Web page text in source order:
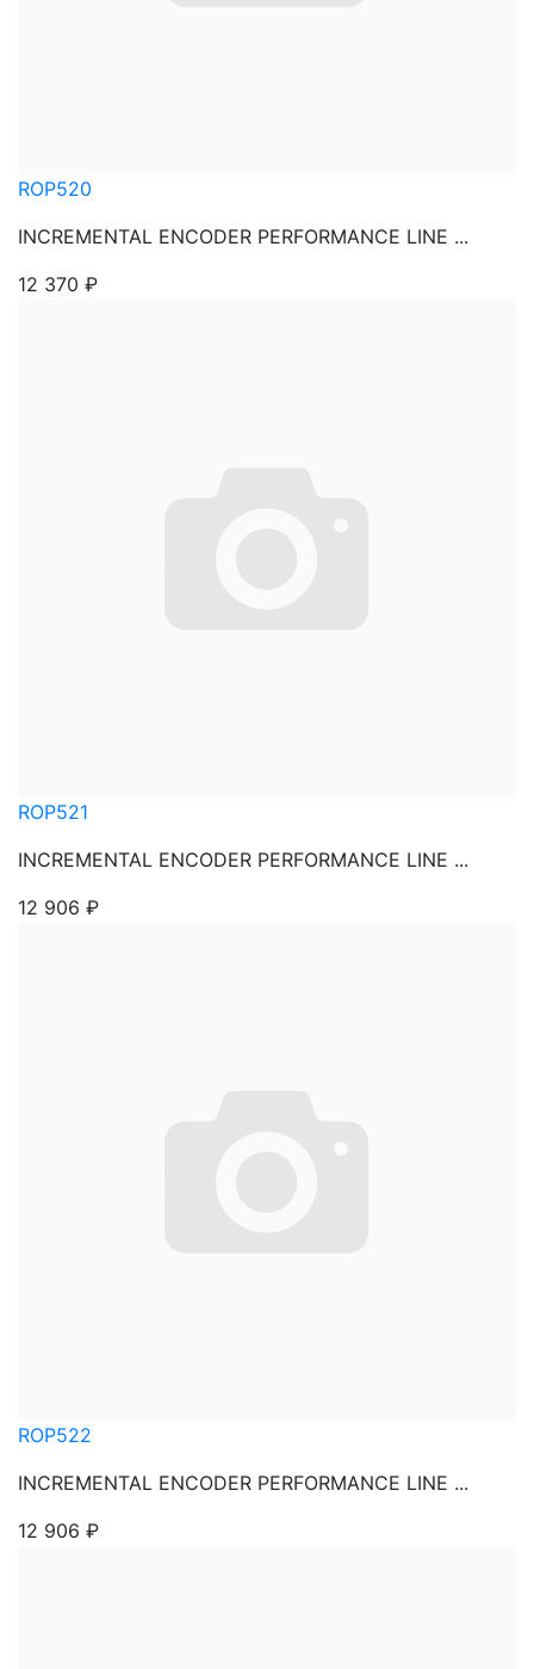
ROP520
INCREMENTAL ENCODER PERFORMANCE LINE ...
12 370 ₽
ROP521
INCREMENTAL ENCODER PERFORMANCE LINE ...
12 906 ₽
ROP522
INCREMENTAL ENCODER PERFORMANCE LINE ...
12 906 ₽